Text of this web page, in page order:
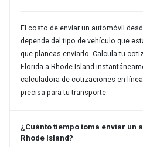
El costo de enviar un automóvil
depende del tipo de vehículo que
que planeas enviarlo. Calcula tu
Florida a Rhode Island
calculadora de cotizaciones en
precisa para tu transporte.
¿Cuánto tiempo toma enviar un
Rhode Island?